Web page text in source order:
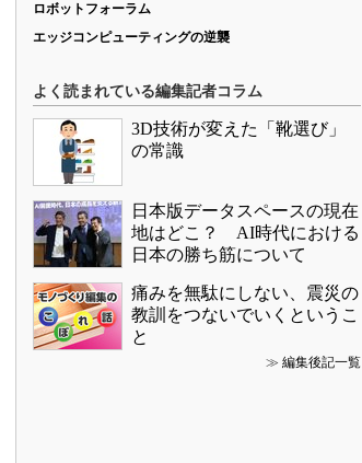
ロボットフォーラム
エッジコンピューティングの逆襲
よく読まれている編集記者コラム
3D技術が変えた「靴選び」
の常識
日本版データスペースの現在
地はどこ？ AI時代における
日本の勝ち筋について
痛みを無駄にしない、震災の
教訓をつないでいくというこ
と
≫ 編集後記一覧